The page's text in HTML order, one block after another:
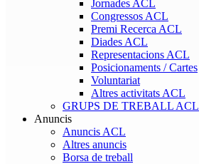
Jornades ACL
Congressos ACL
Premi Recerca ACL
Diades ACL
Representacions ACL
Posicionaments / Cartes
Voluntariat
Altres activitats ACL
GRUPS DE TREBALL ACL
Anuncis
Anuncis ACL
Altres anuncis
Borsa de treball